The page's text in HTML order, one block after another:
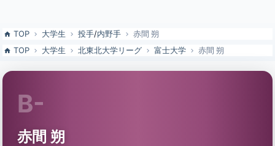
TOP 大学生 投手/内野手
赤間 朔
TOP
大学生 北東北大学リーグ 富士大学 赤間 朔
B-
赤間 朔